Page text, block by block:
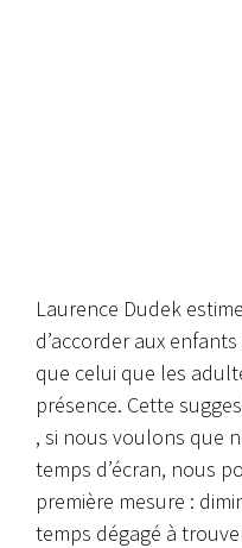
Laurence Dudek
d’accorder aux
que celui que les
présence. Cette
, si nous voulons que
temps d’écran, nous
première mesure :
temps dégagé à